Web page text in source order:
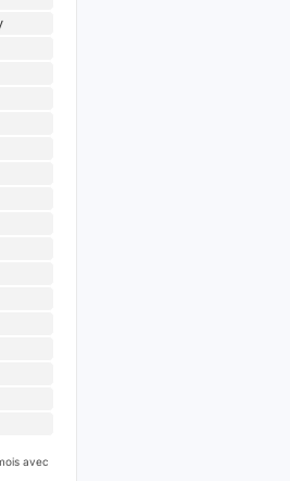
avec